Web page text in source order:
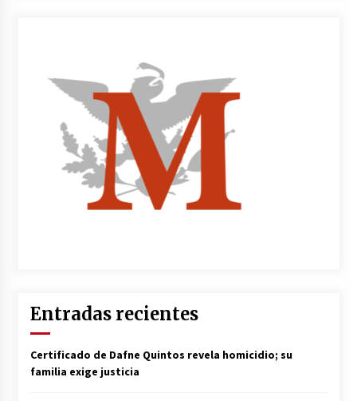
Entradas recientes
Certificado de Dafne Quintos revela homicidio; su
familia exige justicia